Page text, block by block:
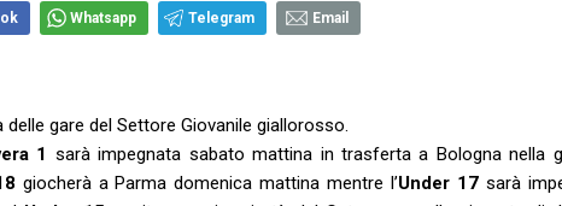
Whatsapp Telegram Email
gare del Settore Giovanile giallorosso.
1 sarà impegnata sabato mattina in trasferta a Bologna nella
giocherà a Parma domenica mattina mentre l’Under 17sarà